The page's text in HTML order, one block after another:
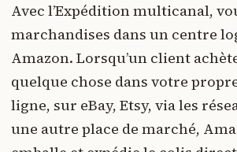
Avec l’Expédition multicanal,
marchandises dans un centre
Amazon. Lorsqu’un client
quelque chose dans votre
ligne, sur eBay, Etsy, via les
une autre place de marché,